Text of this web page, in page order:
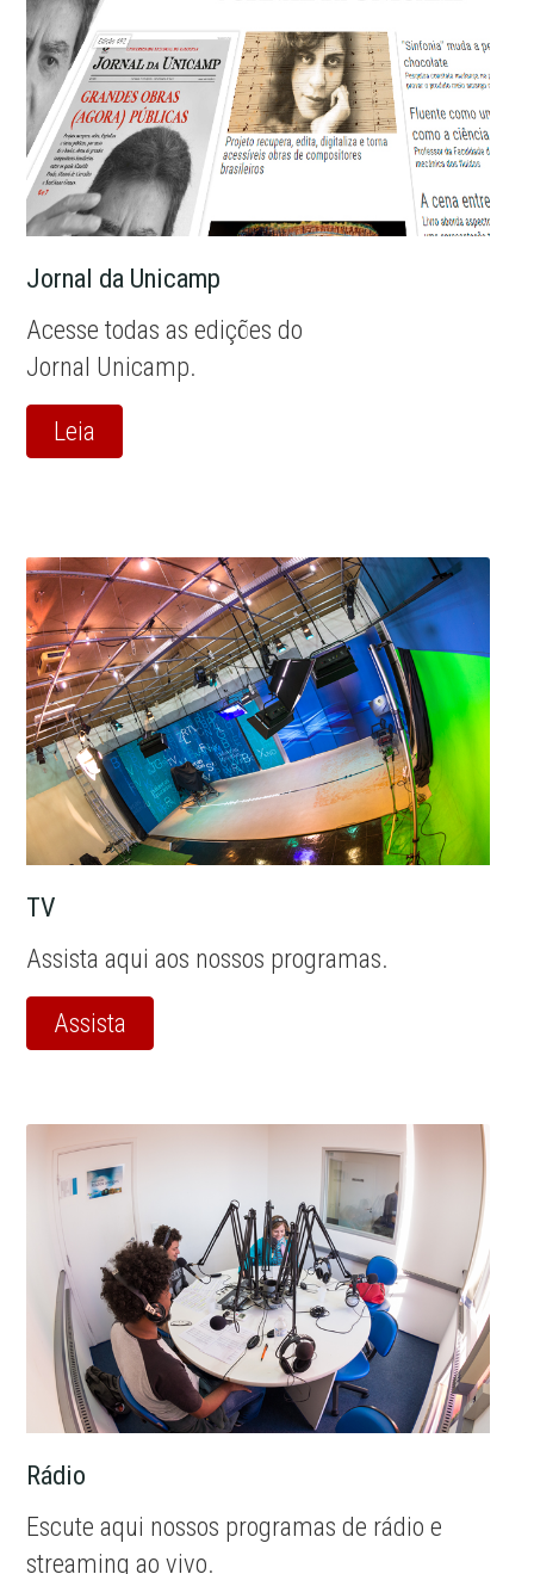
Jornal da Unicamp
Acesse todas as edições do
Jornal Unicamp.
Leia
TV
Assista aqui aos nossos programas.
Assista
Rádio
Escute aqui nossos programas de rádio e
streaming ao vivo.